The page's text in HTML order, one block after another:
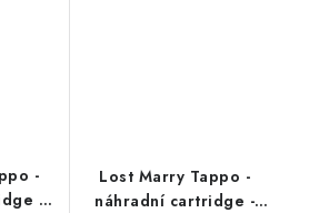
-
-
Lost Marry Tappo -
náhradní cartridge -